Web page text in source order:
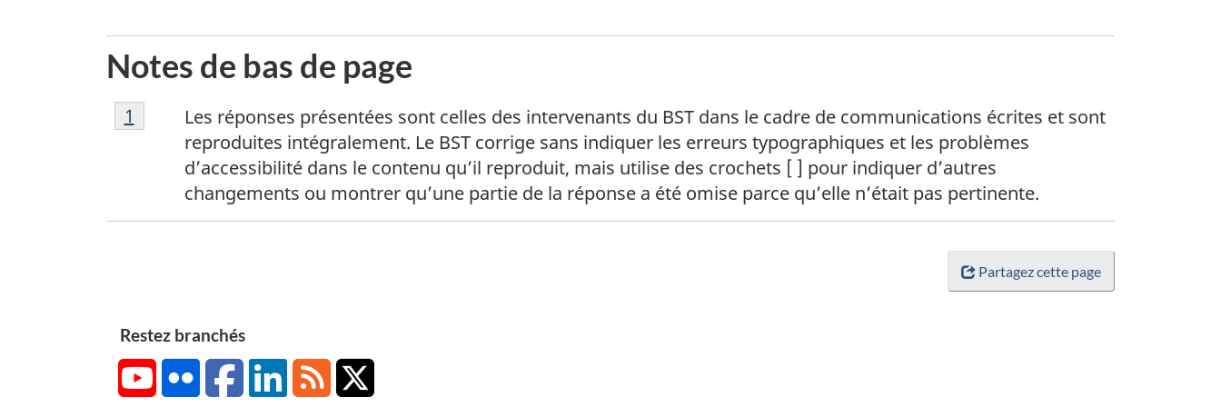
Notes de bas de page
1
Les réponses présentées sont celles des intervenants du BST dans le cadre de communications écrites et sont
reproduites intégralement. Le BST corrige sans indiquer les erreurs typographiques et les problèmes
d’accessibilité dans le contenu qu’il reproduit, mais utilise des crochets [ ] pour indiquer d’autres
changements ou montrer qu’une partie de la réponse a été omise parce qu’elle n’était pas pertinente.
Return to footnote
1 referrer
Partagez cette page
Restez branchés
YouTubeFlickr FacebookLinkedInRSS